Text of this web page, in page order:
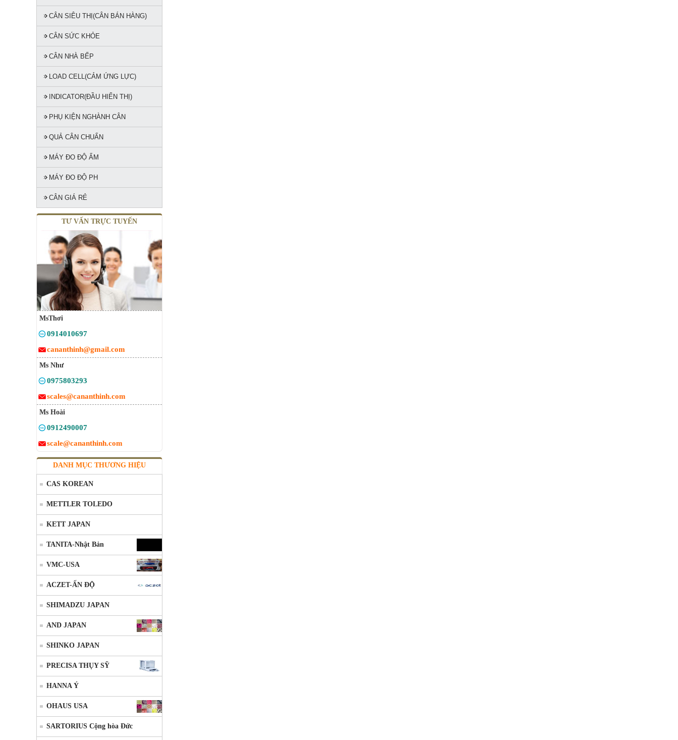
CÂN SIÊU THỊ(CÂN BÁN HÀNG)
CÂN SỨC KHỎE
CÂN NHÀ BẾP
LOAD CELL(CẢM ỨNG LỰC)
INDICATOR(ĐẦU HIỂN THỊ)
PHỤ KIỆN NGHÀNH CÂN
QUẢ CÂN CHUẨN
MÁY ĐO ĐỘ ẨM
MÁY ĐO ĐỘ PH
CÂN GIÁ RẺ
TƯ VẤN TRỰC TUYẾN
MsThơi
0914010697
cananthinh@gmail.com
Ms Như
0975803293
scales@cananthinh.com
Ms Hoài
0912490007
scale@cananthinh.com
DANH MỤC THƯƠNG HIỆU
CAS KOREAN
METTLER TOLEDO
KETT JAPAN
TANITA-Nhật Bản
VMC-USA
ACZET-ẤN ĐỘ
SHIMADZU JAPAN
AND JAPAN
SHINKO JAPAN
PRECISA THỤY SỸ
HANNA Ý
OHAUS USA
SARTORIUS Cộng hòa Đức